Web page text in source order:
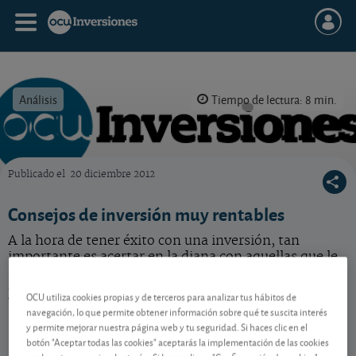
Análisis Tiempo de lectura: 8 min.
Publicado el 20 diciembre 2012
Consejos de inversión muy rentables
A la hora de tener éxito con una inversión, tan
importante es acertar en la diana con aquellas que le
bolsillo.
OCU utiliza cookies propias y de terceros para analizar tus hábitos de
navegación, lo que permite obtener información sobre qué te suscita interés
y permite mejorar nuestra página web y tu seguridad. Si haces clic en el
botón "Aceptar todas las cookies" aceptarás la implementación de las cookies